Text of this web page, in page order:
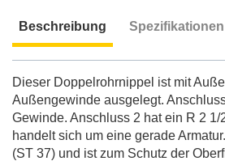
Beschreibung Spezifikationen
Dieser Doppelrohrnippel ist mit
Außengewinde ausgelegt.
Gewinde. Anschluss 2 hat ein R 2
handelt sich um eine gerade
(ST 37) und ist zum Schutz der